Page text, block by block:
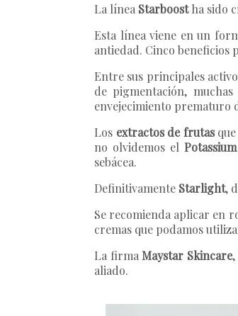
La línea Starboostha sido
Esta línea viene en un
antiedad. Cinco beneficios
Entre sus principales
de pigmentación,
envejecimiento prematuro
Los extractos de frutasque
no olvidemos el
sebácea.
Definitivamente Starlight,
Se recomienda aplicar en
cremas que podamos
La firmaMaystar Skincare,
aliado.